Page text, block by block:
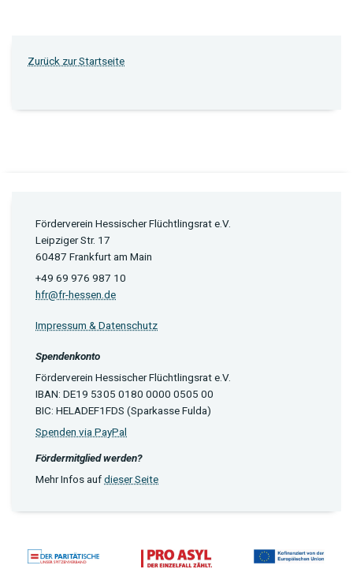
Zurück zur Startseite
Förderverein Hessischer Flüchtlingsrat e.V.
Leipziger Str. 17
60487 Frankfurt am Main
+49 69 976 987 10
hfr@fr-hessen.de
Impressum & Datenschutz
Spendenkonto
Förderverein Hessischer Flüchtlingsrat e.V.
IBAN: DE19 5305 0180 0000 0505 00
BIC: HELADEF1FDS (Sparkasse Fulda)
Spenden via PayPal
Fördermitglied werden?
Mehr Infos aufdieser Seite